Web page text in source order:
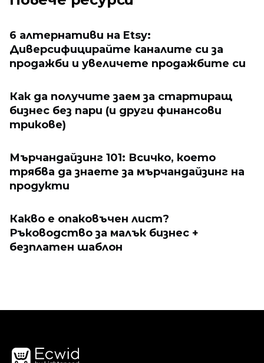
6 алтернативи на Etsy:
Диверсифицирайте каналите си за
продажби и увеличете продажбите си
Как да получите заем за стартиращ
бизнес без пари (и други финансови
трикове)
Мърчандайзинг 101: Всичко, което
трябва да знаете за мърчандайзинг на
продукти
Какво е опаковъчен лист?
Ръководство за малък бизнес +
безплатен шаблон